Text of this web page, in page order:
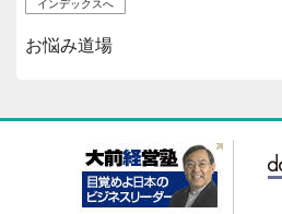
インデックスへ
お悩み道場